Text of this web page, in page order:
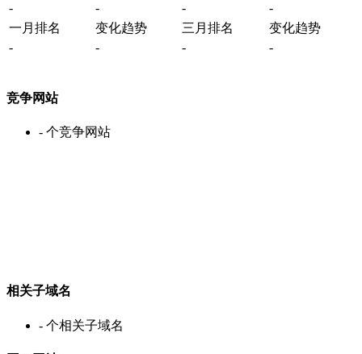
-
- -
-
一月排名
变化趋势 三月排名
变化趋势
-
- - -
竞争网站
- 个竞争网站
相关子域名
- 个相关子域名